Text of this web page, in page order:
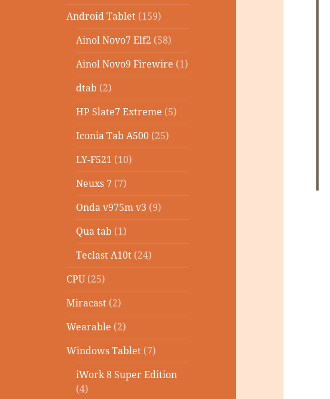
Android Tablet (159)
Ainol Novo7 Elf2 (58)
Ainol Novo9 Firewire (1)
dtab (2)
HP Slate7 Extreme (5)
Iconia Tab A500 (25)
LY-F521 (10)
Neuxs 7 (7)
Onda v975m v3 (9)
Qua tab (1)
Teclast A10t (24)
CPU(25)
Miracast (2)
Wearable (2)
Windows Tablet (7)
iWork 8 Super Edition
(4)